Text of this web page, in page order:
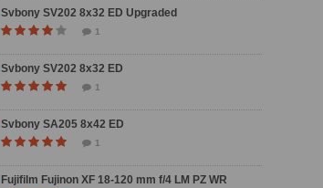
Svbony SV202 8x32 ED Upgraded
1
Svbony SV202 8x32 ED
1
Svbony SA205 8x42 ED
1
Fujifilm Fujinon XF 18-120 mm f/4 LM PZ WR